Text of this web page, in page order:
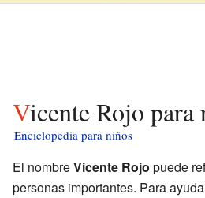
Vicente Rojo
Enciclopedia para niños
El nombreVicente Rojo puede
personas importantes. Para